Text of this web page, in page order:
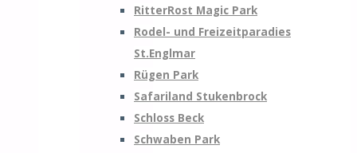
RitterRost Magic Park
Rodel- und Freizeitparadies
St.Englmar
Rügen Park
Safariland Stukenbrock
Schloss Beck
Schwaben Park